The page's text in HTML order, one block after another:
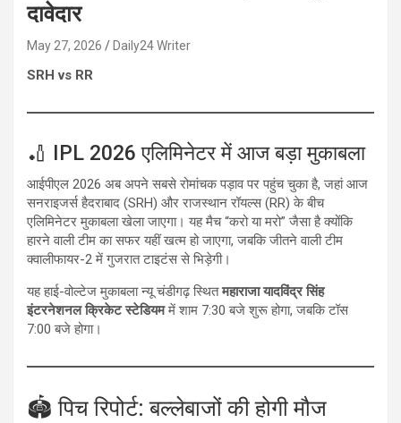
दावेदार
May 27, 2026 Daily24 Writer
SRH vs RR
🏏 IPL 2026 एलिमिनेटर में आज बड़ा मुकाबला
आईपीएल 2026 अब अपने सबसे रोमांचक पड़ाव पर पहुंच चुका है, जहां आज
सनराइजर्स हैदराबाद (SRH) और राजस्थान रॉयल्स (RR) के बीच
एलिमिनेटर मुकाबला खेला जाएगा। यह मैच “करो या मरो” जैसा है क्योंकि
हारने वाली टीम का सफर यहीं खत्म हो जाएगा, जबकि जीतने वाली टीम
क्वालीफायर-2 में गुजरात टाइटंस से भिड़ेगी।
यह हाई-वोल्टेज मुकाबला न्यू चंडीगढ़ स्थितमहाराजा यादविंद्र सिंह
इंटरनेशनल क्रिकेट स्टेडियममें शाम 7:30 बजे शुरू होगा, जबकि टॉस
7:00 बजे होगा।
🏟️ पिच रिपोर्ट: बल्लेबाजों की होगी मौज